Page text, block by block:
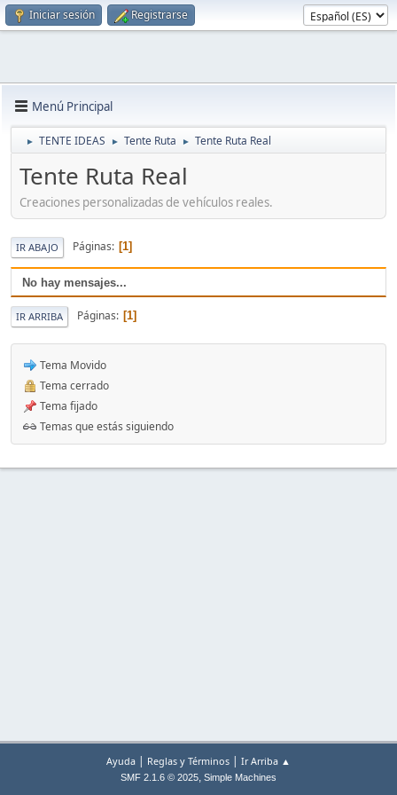
Iniciar sesión Registrarse
Menú Principal
► TENTE IDEAS ► Tente Ruta ► Tente Ruta Real
Tente Ruta Real
Creaciones personalizadas de vehículos reales.
IR ABAJO Páginas 1
No hay mensajes...
IR ARRIBA Páginas 1
Tema Movido
Tema cerrado
Tema fijado
Temas que estás siguiendo
Ayuda | Reglas y Términos | Ir Arriba ▲
SMF 2.1.6 © 2025, Simple Machines